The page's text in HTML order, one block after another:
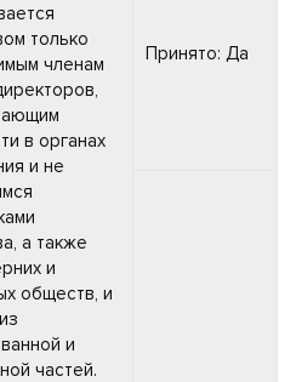
только
членам
в органах
и не
а также
и
обществ, и
и
частей.
Принято: Да